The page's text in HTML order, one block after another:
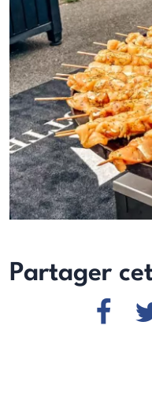
Partager